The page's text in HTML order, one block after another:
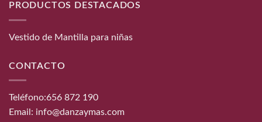
PRODUCTOS DESTACADOS
Vestido de Mantilla para niñas
CONTACTO
Teléfono:656 872 190
Email: info@danzaymas.com